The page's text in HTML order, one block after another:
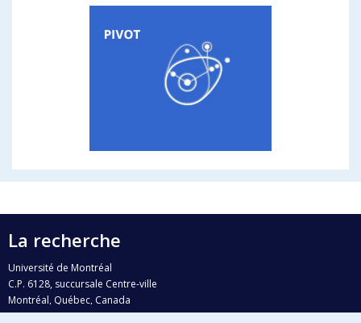
La recherche
Université de Montréal
C.P. 6128, succursale Centre-ville
Montréal, Québec, Canada
H3C 3J7